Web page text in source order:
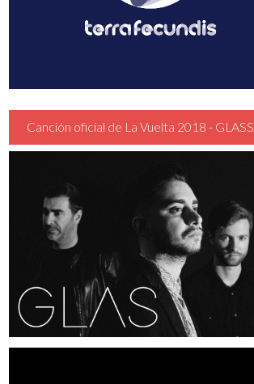
Canción oficial de La Vuelta 2018 - GLASS